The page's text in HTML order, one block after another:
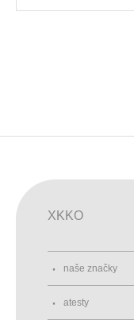
XKKO
naše značky
atesty